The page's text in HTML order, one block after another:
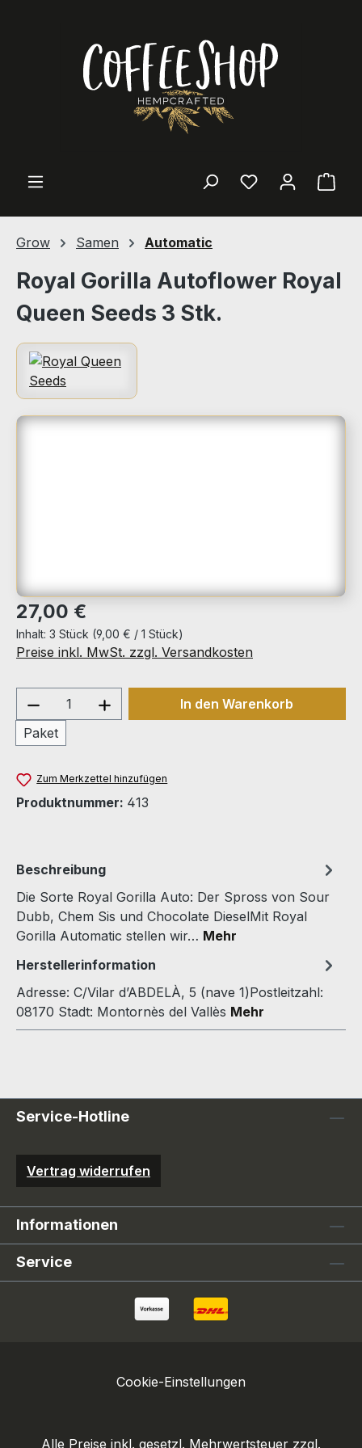
Grow Samen Automatic
Royal Gorilla Autoflower Royal
Queen Seeds 3 Stk.
Bildergalerie überspringen
Regulärer Preis:
27,00 €
Inhalt: 3 Stück (9,00 € / 1 Stück)
Preise inkl. MwSt. zzgl. Versandkosten
Produkt Anzahl: Gib den
Paket
In den Warenkorb
Zum Merkzettel hinzufügen
Produktnummer: 413
Beschreibung
Die Sorte Royal Gorilla Auto: Der Spross von Sour
Dubb, Chem Sis und Chocolate DieselMit Royal
Gorilla Automatic stellen wir… Mehr
Herstellerinformation
Adresse: C/Vilar d’ABDELÀ, 5 (nave 1)Postleitzahl:
08170 Stadt: Montornès del Vallès Mehr
Service-Hotline
Vertrag widerrufen
Informationen
Service
Cookie-Einstellungen
Alle Preise inkl. gesetzl. Mehrwertsteuer zzgl.